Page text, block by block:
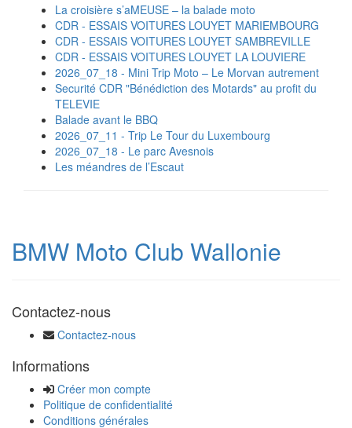
La croisière s’aMEUSE – la balade moto
CDR - ESSAIS VOITURES LOUYET MARIEMBOURG
CDR - ESSAIS VOITURES LOUYET SAMBREVILLE
CDR - ESSAIS VOITURES LOUYET LA LOUVIERE
2026_07_18 - Mini Trip Moto – Le Morvan autrement
Securité CDR "Bénédiction des Motards" au profit du
TELEVIE
Balade avant le BBQ
2026_07_11 - Trip Le Tour du Luxembourg
2026_07_18 - Le parc Avesnois
Les méandres de l’Escaut
BMW Moto Club Wallonie
Contactez-nous
Contactez-nous
Informations
Créer mon compte
Politique de confidentialité
Conditions générales